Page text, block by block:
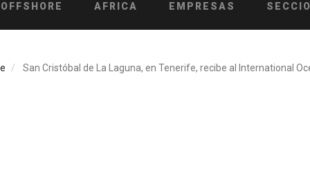
OFFSHORE AFRICA EMPRESAS
San Cristóbal de La Laguna, en Tenerife, recibe al International